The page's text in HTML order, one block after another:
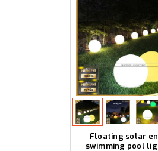
Floating solar
swimming pool